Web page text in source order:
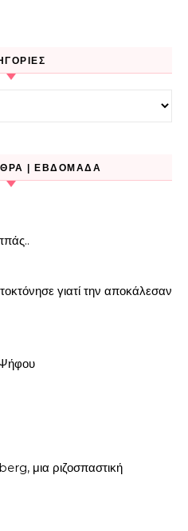
| ΕΒΔΟΜΆΔΑ
γιατί την αποκάλεσαν
Ψήφου
μια ριζοσπαστική